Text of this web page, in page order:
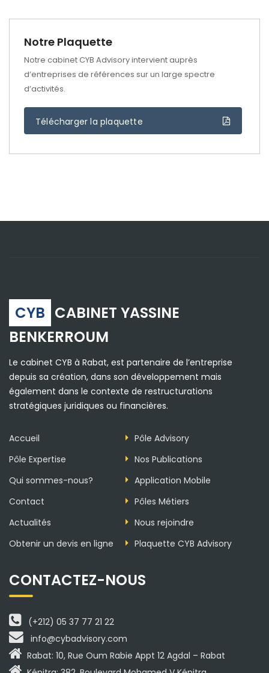
Notre Plaquette
Notre cabinet CYB Advisory intervient auprès
d’entreprises de références sur un large spectre
d’activités.
Télécharger la plaquette
CYB CABINET YASSINE
BENKERROUM
Le cabinet CYB à Rabat, est partenaire de l’entreprise
depuis sa création, dans son développement mais
également dans le contexte de restructurations
stratégiques juridiques ou financières.
Accueil
Pôle Advisory
Pôle Expertise
Nos Publications
Qui sommes-nous?
Application Mobile
Contact
Pôles Métiers
Actualités
Nous rejoindre
Obtenir un devis en ligne
Plaquette CYB Advisory
CONTACTEZ-NOUS
(+212) 05 37 77 21 22
info@cybadvisory.com
Rabat: 10, Rue Oum Rabie Appt 12 Agdal – Rabat